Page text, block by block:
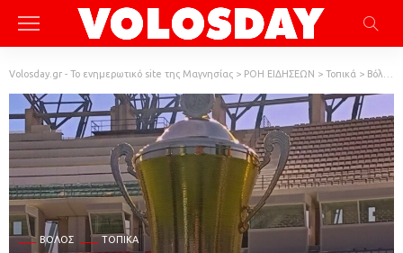
Volosday.gr - Το ενημερωτικό site της Μαγνησίας > ΡΟΗ ΕΙΔΗΣΕΩΝ > Τοπικά > Βόλος
ΒΌΛΟΣ ΤΟΠΙΚΆ